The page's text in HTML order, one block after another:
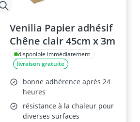
Venilia Papier adhésif
Chêne clair 45cm x 3m
disponible immédiatement
livraison gratuite
bonne adhérence après 24
heures
résistance à la chaleur pour
diverses surfaces